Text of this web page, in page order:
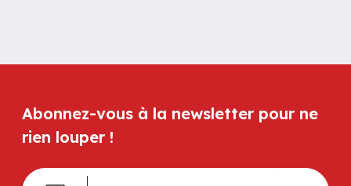
Abonnez-vous à la newsletter pour ne
rien louper !